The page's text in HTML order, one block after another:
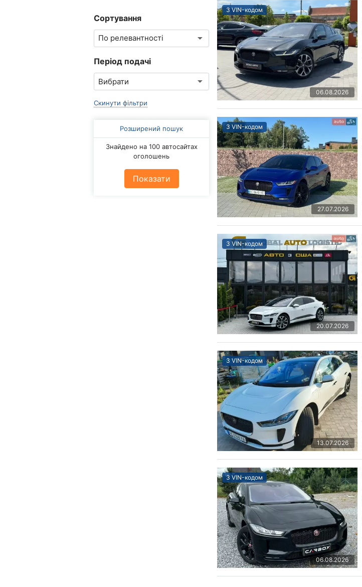
Сортування
Період подачі
Скинути фільтри
Розширений пошук
Знайдено на 100 автосайтах
оголошень
Показати
З VIN-кодом
06.08.2026
З VIN-кодом
27.07.2026
З VIN-кодом
20.07.2026
З VIN-кодом
13.07.2026
З VIN-кодом
06.08.2026